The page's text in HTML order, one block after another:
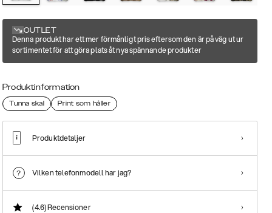
OUTLET
Denna produkt har ett mer förmånligt pris eftersom den är på väg ut ur
sortimentet för att göra plats åt nya spännande produkter
Produktinformation
Tunna skal Print som håller
Produktdetaljer
Vilken telefonmodell har jag?
(4.6)Recensioner